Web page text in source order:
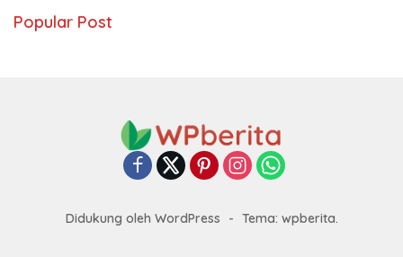
Popular Post
Didukung oleh WordPress - Tema: wpberita.